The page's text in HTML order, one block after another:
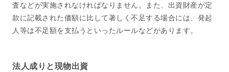
査などが実施されなければなりません。また、出資財産が定
款に記載された価額に比して著しく不足する場合には、発起
人等は不足額を支払うといったルールなどがあります。
法人成りと現物出資